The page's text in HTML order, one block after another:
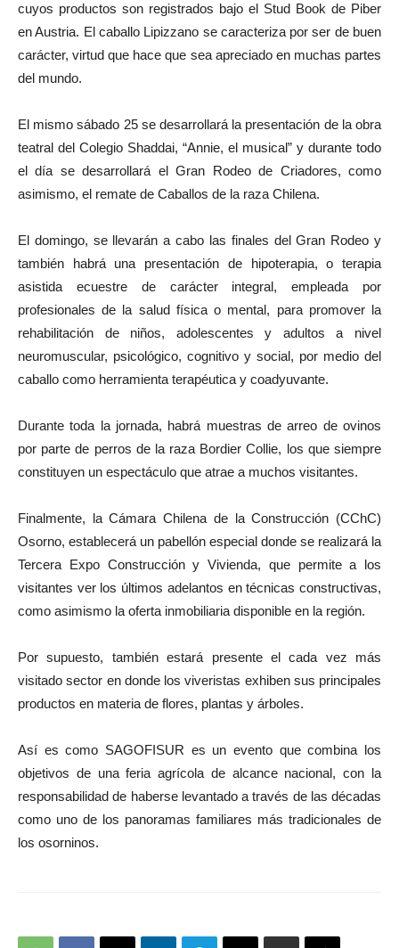
cuyos productos son registrados bajo el Stud Book de Piber
en Austria. El caballo Lipizzano se caracteriza por ser de buen
carácter, virtud que hace que sea apreciado en muchas partes
del mundo.
El mismo sábado 25 se desarrollará la presentación de la obra
teatral del Colegio Shaddai, “Annie, el musical” y durante todo
el día se desarrollará el Gran Rodeo de Criadores, como
asimismo, el remate de Caballos de la raza Chilena.
El domingo, se llevarán a cabo las finales del Gran Rodeo y
también habrá una presentación de hipoterapia, o terapia
asistida ecuestre de carácter integral, empleada por
profesionales de la salud física o mental, para promover la
rehabilitación de niños, adolescentes y adultos a nivel
neuromuscular, psicológico, cognitivo y social, por medio del
caballo como herramienta terapéutica y coadyuvante.
Durante toda la jornada, habrá muestras de arreo de ovinos
por parte de perros de la raza Bordier Collie, los que siempre
constituyen un espectáculo que atrae a muchos visitantes.
Finalmente, la Cámara Chilena de la Construcción (CChC)
Osorno, establecerá un pabellón especial donde se realizará la
Tercera Expo Construcción y Vivienda, que permite a los
visitantes ver los últimos adelantos en técnicas constructivas,
como asimismo la oferta inmobiliaria disponible en la región.
Por supuesto, también estará presente el cada vez más
visitado sector en donde los viveristas exhiben sus principales
productos en materia de flores, plantas y árboles.
Así es como SAGOFISUR es un evento que combina los
objetivos de una feria agrícola de alcance nacional, con la
responsabilidad de haberse levantado a través de las décadas
como uno de los panoramas familiares más tradicionales de
los osorninos.